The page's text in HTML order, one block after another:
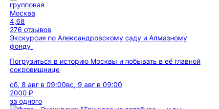
групповая
Москва
4,68
276 отзывов
Экскурсия по Александровскому саду и Алмазному
фонду
Погрузиться в историю Москвы и побывать в её главной
сокровищнице
сб, 8 авг в 09:00вс, 9 авг в 09:00
2000 ₽
за одного